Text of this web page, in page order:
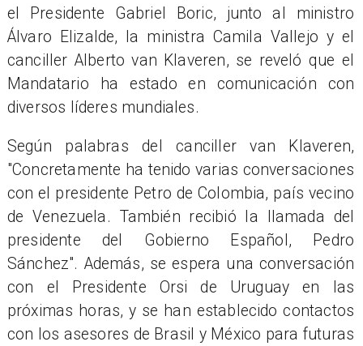
el Presidente Gabriel Boric, junto al ministro
Álvaro Elizalde, la ministra Camila Vallejo y el
canciller Alberto van Klaveren, se reveló que el
Mandatario ha estado en comunicación con
diversos líderes mundiales.
Según palabras del canciller van Klaveren,
"Concretamente ha tenido varias conversaciones
con el presidente Petro de Colombia, país vecino
de Venezuela. También recibió la llamada del
presidente del Gobierno Español, Pedro
Sánchez". Además, se espera una conversación
con el Presidente Orsi de Uruguay en las
próximas horas, y se han establecido contactos
con los asesores de Brasil y México para futuras